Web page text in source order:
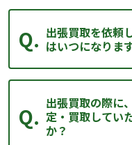
出張買取を依頼
はいつになりま
出張買取の際に
定・買取してい
か？